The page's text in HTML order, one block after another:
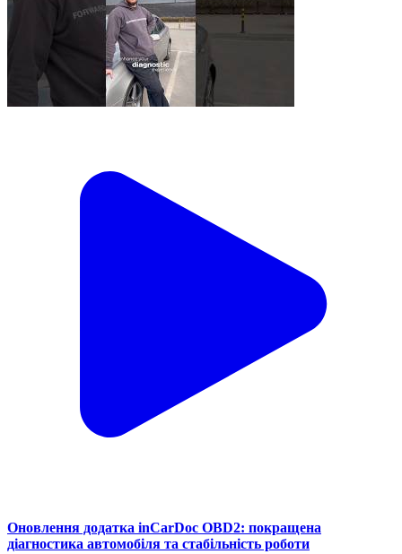
Оновлення додатка inCarDoc OBD2: покращена
діагностика автомобіля та стабільність роботи